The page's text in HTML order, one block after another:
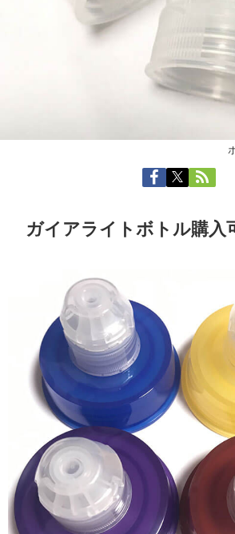
ガイアライトボトル購入